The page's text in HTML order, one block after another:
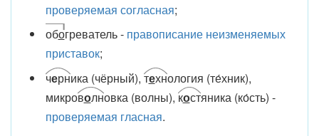
проверяемая согласная;
обогреватель - правописание неизменяемых
приставок;
черника (чёрный), технология (те́хник),
микроволновка (волны), костяника (ко́сть) -
проверяемая гласная.